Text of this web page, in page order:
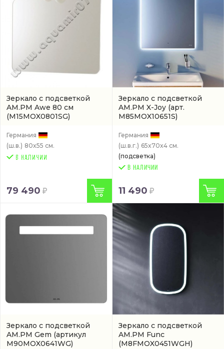
Зеркало с подсветкой
AM.PM Awe 80 см
(M15MOX0801SG)
Германия
(ш.в.) 80x55 см.
79 490
Зеркало с подсветкой
AM.PM X-Joy (арт.
M85MOX10651S)
Германия
(ш.в.г.) 65x70x4 см.
(подсветка)
В НАЛИЧИИ
11 490
Зеркало с подсветкой
AM.PM Gem (артикул
M90MOX0641WG)
Зеркало с подсветкой
AM.PM Func
(M8FMOX0451WGH)